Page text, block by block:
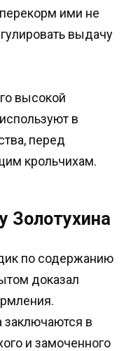
ими не
выдачу
высокой
в
перед
крольчихам.
Золотухина
по содержанию
доказал
заключаются в
и замоченного